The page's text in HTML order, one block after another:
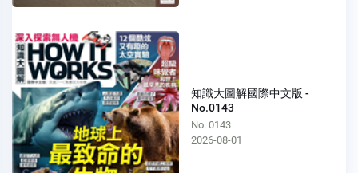
知識大圖解國際中文版 -
No.0143
No. 0143
2026-08-01